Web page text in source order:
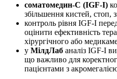
соматомедин-С (IGF-I)
збільшення кистей, стоп,
контроль рівня IGF-I
оцінити ефективність
хірургічного або
у МілдЛаб аналіз IGF-I
що важливо для
пацієнтами з